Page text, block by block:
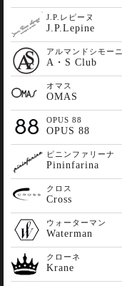
J.P.レピーヌ
J.P.Lepine
アルマンドシモーニ
A・S Club
オマス
OMAS
OPUS 88
OPUS 88
ピニンファリーナ
Pininfarina
クロス
Cross
ウォーターマン
Waterman
クローネ
Krane